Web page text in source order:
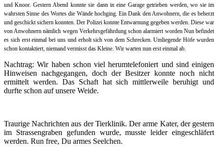
und Knoor. Gestern Abend konnte sie dann in eine Garage getrieben werden, wo sie im
wahrsten Sinne des Wortes die Wände hochging. Ein Dank den Anwohnern, die es beherzt
und geschickt sichern konnten. Der Polizei konnte Entwarnung gegeben werden. Diese war
von Anwohnern nämlich wegen Verkehrsgefährdung schon alarmiert worden Nun befindet
es sich erst einmal bei uns und erholt sich von dem Schrecken. Umliegende Höfe wurden
schon kontaktiert, niemand vermisst das Kleine. Wir warten nun erst einmal ab.
Nachtrag: Wir haben schon viel herumtelefoniert und sind einigen
Hinweisen nachgegangen, doch der Besitzer konnte noch nicht
ermittelt werden. Das Schaft hat sich mittlerweile beruhigt und
durfte schon auf unsere Weide.
Traurige Nachrichten aus der Tierklinik.Der arme Kater, der gestern
im Strassengraben gefunden wurde, musste leider eingeschläfert
werden. Run free, Du armes Seelchen.